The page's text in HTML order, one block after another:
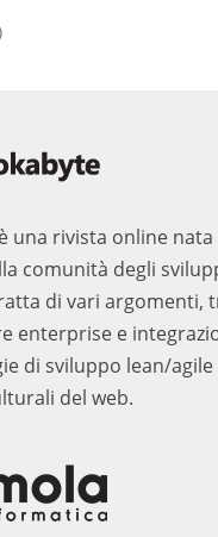
una rivista online nata
comunità degli
di vari argomenti,
enterprise e
di sviluppo lean/agile
del web.